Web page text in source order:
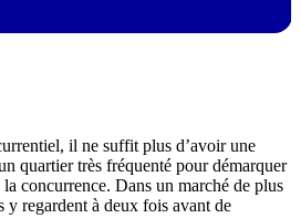
il ne suffit plus d’avoir une
quartier très fréquenté pour démarquer
concurrence. Dans un marché de plus
y regardent à deux fois avant de